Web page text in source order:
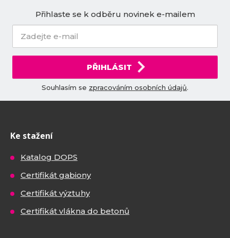
Přihlaste se k odběru novinek e-mailem
PŘIHLÁSIT
Souhlasím se zpracováním osobních údajů.
Ke stažení
Katalog DOPS
Certifikát gabiony
Certifikát výztuhy
Certifikát vlákna do betonů